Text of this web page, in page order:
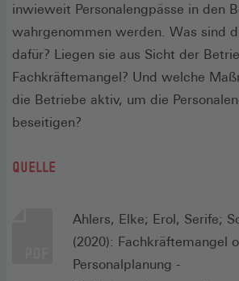
inwieweit Personalengpässe in den
wahrgenommen werden. Was sind
dafür? Liegen sie aus Sicht der
Fachkräftemangel? Und welche
die Betriebe aktiv, um die
beseitigen?
QUELLE
Ahlers, Elke; Erol, Serife;
(2020): Fachkräftemangel
Personalplanung -